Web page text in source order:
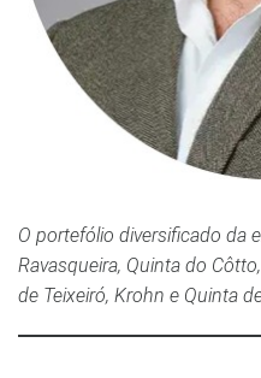
O portefólio diversificado da
Ravasqueira, Quinta do
de Teixeiró, Krohn e Quinta